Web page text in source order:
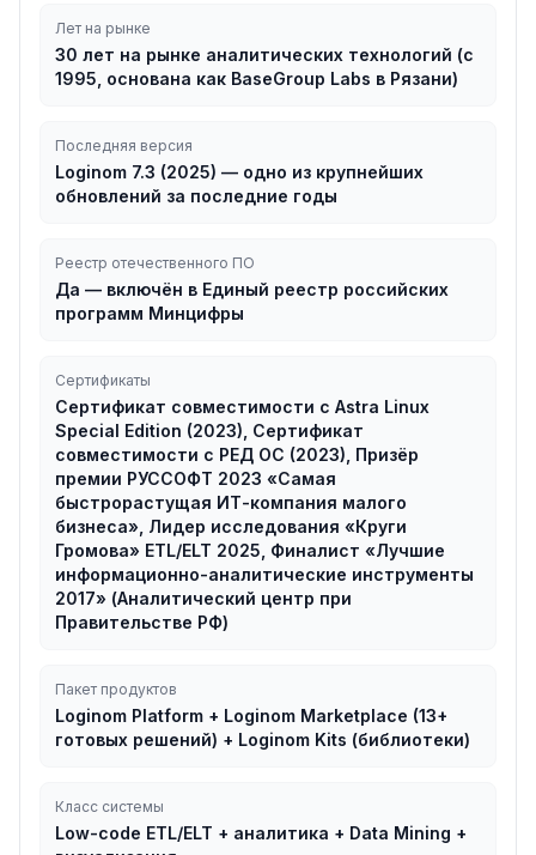
Лет на рынке
30 лет на рынке аналитических технологий (с
1995, основана как BaseGroup Labs в Рязани)
Последняя версия
Loginom 7.3 (2025) — одно из крупнейших
обновлений за последние годы
Реестр отечественного ПО
Да — включён в Единый реестр российских
программ Минцифры
Сертификаты
Сертификат совместимости с Astra Linux
Special Edition (2023), Сертификат
совместимости с РЕД ОС (2023), Призёр
премии РУССОФТ 2023 «Самая
быстрорастущая ИТ-компания малого
бизнеса», Лидер исследования «Круги
Громова» ETL/ELT 2025, Финалист «Лучшие
информационно-аналитические инструменты
2017» (Аналитический центр при
Правительстве РФ)
Пакет продуктов
Loginom Platform + Loginom Marketplace (13+
готовых решений) + Loginom Kits (библиотеки)
Класс системы
Low-code ETL/ELT + аналитика + Data Mining +